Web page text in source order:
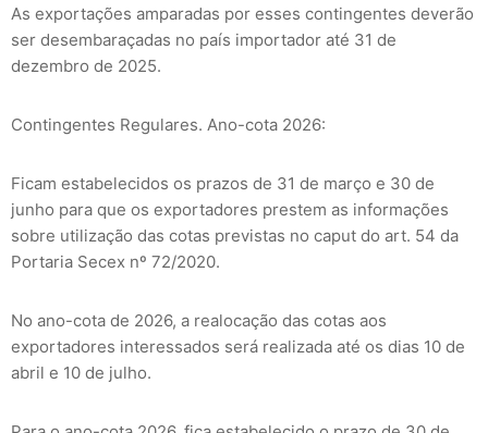
As exportações amparadas por esses contingentes deverão
ser desembaraçadas no país importador até 31 de
dezembro de 2025.
Contingentes Regulares. Ano-cota 2026:
Ficam estabelecidos os prazos de 31 de março e 30 de
junho para que os exportadores prestem as informações
sobre utilização das cotas previstas no caput do art. 54 da
Portaria Secex nº 72/2020.
No ano-cota de 2026, a realocação das cotas aos
exportadores interessados será realizada até os dias 10 de
abril e 10 de julho.